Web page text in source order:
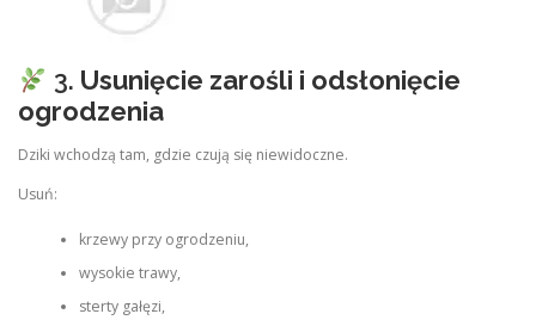
3. Usunięcie zarośli i odsłonięcie
ogrodzenia
Dziki wchodzą tam, gdzie czują się niewidoczne.
Usuń:
krzewy przy ogrodzeniu,
wysokie trawy,
sterty gałęzi,